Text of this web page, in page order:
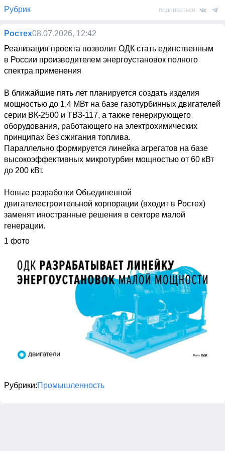
Рубрик подписаться:
Ростех08.07.2026, 12:42
Реализация проекта позволит ОДК стать единственным
в России производителем энергоустановок полного
спектра применения
В ближайшие пять лет планируется создать изделия
мощностью до 1,4 МВт на базе газотурбинных двигателей
серии ВК-2500 и ТВ3-117, а также генерирующего
оборудования, работающего на электрохимических
принципах без сжигания топлива.
Параллельно формируется линейка агрегатов на базе
высокоэффективных микротурбин мощностью от 60 кВт
до 200 кВт.
Новые разработки Объединенной
двигателестроительной корпорации (входит в Ростех)
заменят иностранные решения в секторе малой
генерации.
1 фото
Рубрики Промышленность